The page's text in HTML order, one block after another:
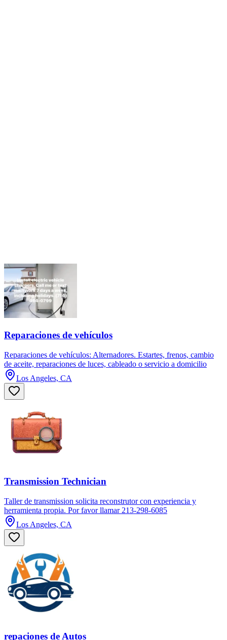
Reparaciones de vehículos
Reparaciones de vehículos: Alternadores. Estartes, frenos, cambio
de aceite, reparaciones de luces, cableado o servicio a domicilio
Los Angeles, CA
Transmission Technician
Taller de transmission solicita reconstrutor con experiencia y
herramienta propia. Por favor llamar 213-298-6085
Los Angeles, CA
repaciones de Autos